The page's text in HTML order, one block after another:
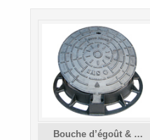
Bouche d’égoût & …